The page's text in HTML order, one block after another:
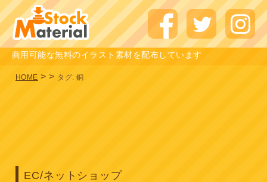
商用可能な無料のイラスト素材を配布しています
HOME >> タグ:銅
EC/ネットショップ